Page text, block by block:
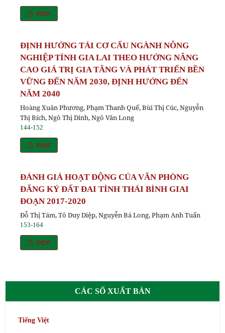
PDF
ĐỊNH HƯỚNG TÁI CƠ CẤU NGÀNH NÔNG
NGHIỆP TỈNH GIA LAI THEO HƯỚNG NÂNG
CAO GIÁ TRỊ GIA TĂNG VÀ PHÁT TRIỂN BỀN
VỮNG ĐẾN NĂM 2030, ĐỊNH HƯỚNG ĐẾN
NĂM 2040
Hoàng Xuân Phương, Phạm Thanh Quế, Bùi Thị Cúc, Nguyễn
Thị Bích, Ngô Thị Dinh, Ngô Văn Long
144-152
PDF
ĐÁNH GIÁ HOẠT ĐỘNG CỦA VĂN PHÒNG
ĐĂNG KÝ ĐẤT ĐAI TỈNH THÁI BÌNH GIAI
ĐOẠN 2017-2020
Đỗ Thị Tám, Tô Duy Diệp, Nguyễn Bá Long, Phạm Anh Tuấn
153-164
PDF
CÁC SỐ XUẤT BẢN
Tiếng Việt